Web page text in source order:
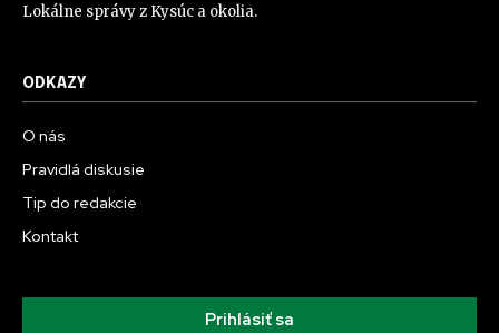
Lokálne správy z Kysúc a okolia.
ODKAZY
O nás
Pravidlá diskusie
Tip do redakcie
Kontakt
Prihlásiť sa